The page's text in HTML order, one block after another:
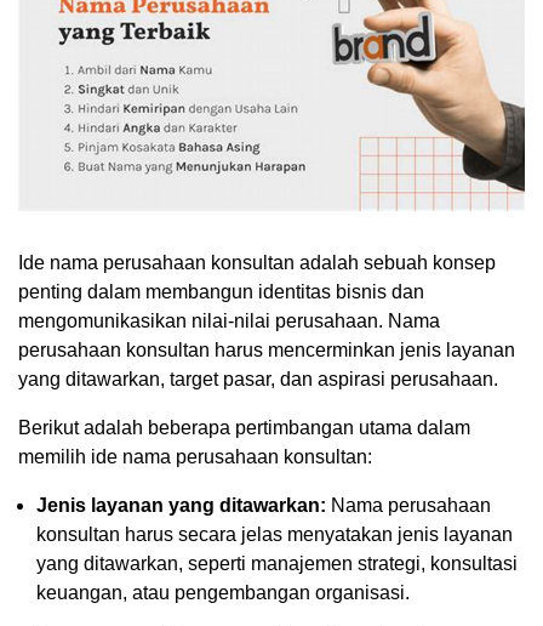
Ide nama perusahaan konsultan adalah sebuah konsep
penting dalam membangun identitas bisnis dan
mengomunikasikan nilai-nilai perusahaan. Nama
perusahaan konsultan harus mencerminkan jenis layanan
yang ditawarkan, target pasar, dan aspirasi perusahaan.
Berikut adalah beberapa pertimbangan utama dalam
memilih ide nama perusahaan konsultan:
Jenis layanan yang ditawarkan: Nama perusahaan
konsultan harus secara jelas menyatakan jenis layanan
yang ditawarkan, seperti manajemen strategi, konsultasi
keuangan, atau pengembangan organisasi.